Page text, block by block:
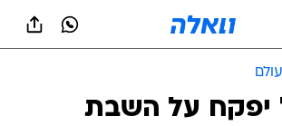
יפקח על השבת